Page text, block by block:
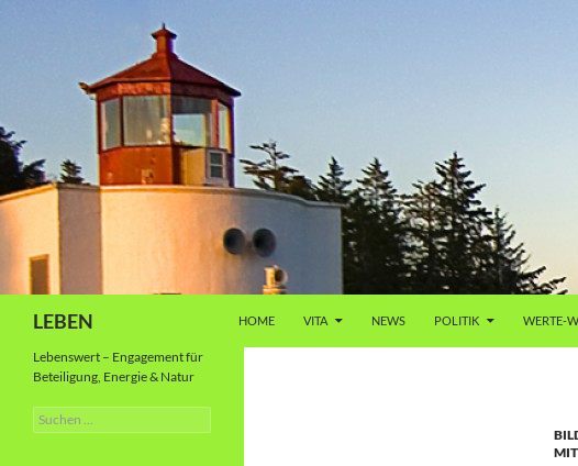
LEBEN HOME VITA NEWS POLITIK WERTE-
Lebenswert – Engagement für
Beteiligung, Energie & Natur
Suche
nach: